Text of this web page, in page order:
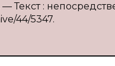
Текст :
44/5347.